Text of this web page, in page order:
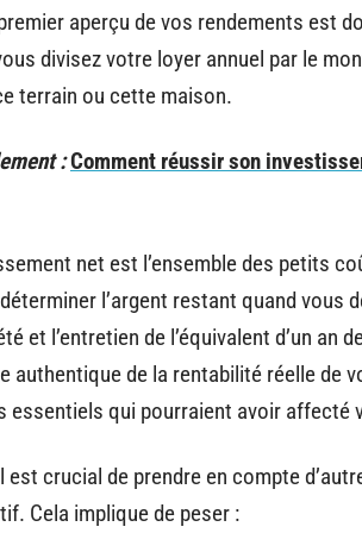
aperçu de vos rendements est
divisez votre loyer annuel par le
terrain ou cette maison.
:Comment réussir son
net est l’ensemble des petits
l’argent restant quand
et l’entretien de l’équivalent d’un
authentique de la rentabilité réelle de
essentiels qui pourraient avoir affecté
est crucial de prendre en compte
Cela implique de peser :